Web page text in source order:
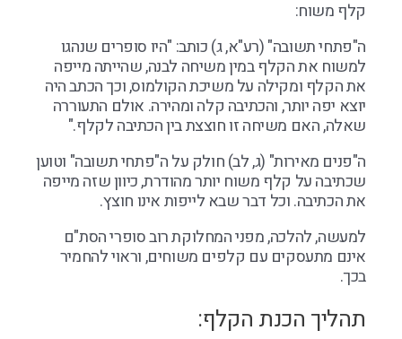
קלף משוח:
ה"פתחי תשובה" (רע"א, ג) כותב: "היו סופרים שנהגו
למשוח את הקלף במין משיחה לבנה, שהייתה מייפה
את הקלף ומקילה על משיכת הקולמוס, וכך הכתב היה
יוצא יפה יותר, והכתיבה קלה ומהירה. אולם התעוררה
שאלה, האם משיחה זו חוצצת בין הכתיבה לקלף."
ה"פנים מאירות" (ג, לב) חולק על ה"פתחי תשובה" וטוען
שכתיבה על קלף משוח יותר מהודרת, כיוון שזה מייפה
את הכתיבה. וכל דבר שבא לייפות אינו חוצץ.
למעשה, להלכה, מפני המחלוקת רוב סופרי הסת"ם
אינם מתעסקים עם קלפים משוחים, וראוי להחמיר
בכך.
תהליך הכנת הקלף: